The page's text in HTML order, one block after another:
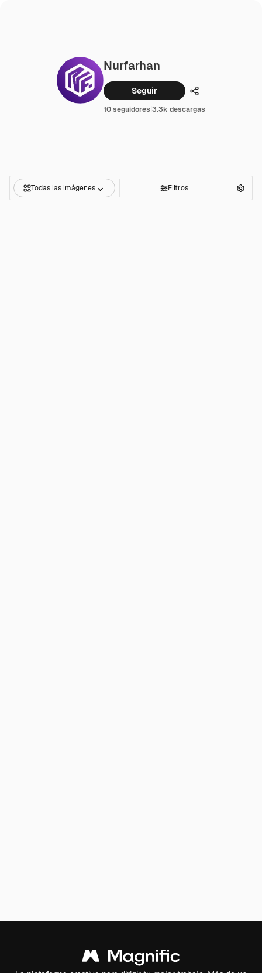
Nurfarhan
Seguir Compartir
10 seguidores|3.3k descargas
Todas las imágenes Filtros